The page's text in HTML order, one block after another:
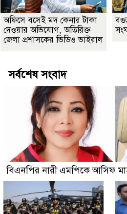
অফিসে বসেই মদ কেনার টাকা
দেওয়ার অভিযোগ, অতিরিক্ত
জেলা প্রশাসকের ভিডিও ভাইরাল
সর্বশেষ সংবাদ
বিএনপির নারী এমপিকে আসিফ